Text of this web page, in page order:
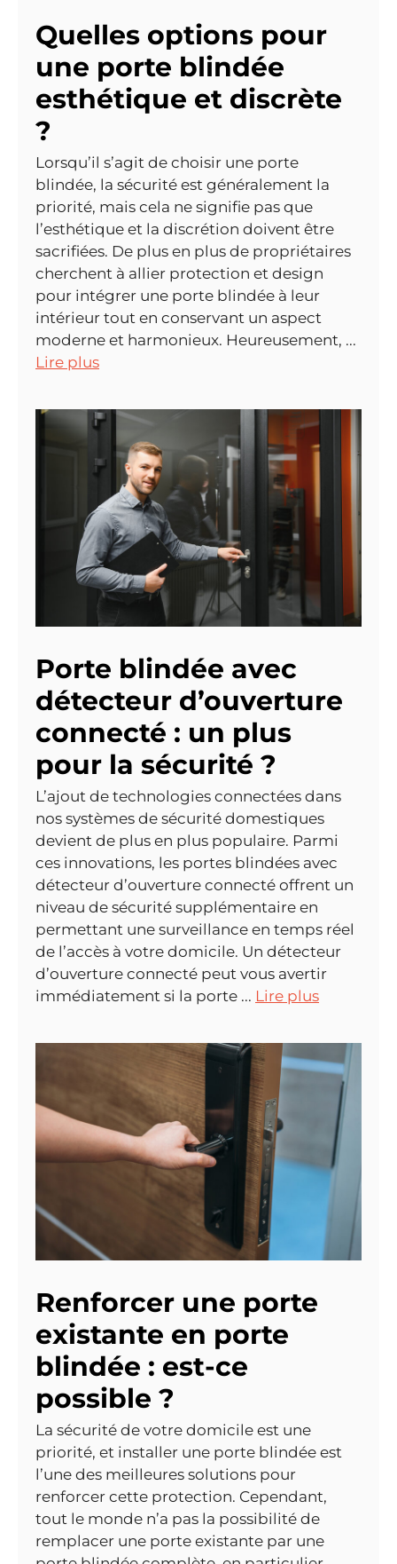
Quelles options pour
une porte blindée
esthétique et discrète
?
Lorsqu’il s’agit de choisir une porte
blindée, la sécurité est généralement la
priorité, mais cela ne signifie pas que
l’esthétique et la discrétion doivent être
sacrifiées. De plus en plus de propriétaires
cherchent à allier protection et design
pour intégrer une porte blindée à leur
intérieur tout en conservant un aspect
moderne et harmonieux. Heureusement, ...
Lire plus
Porte blindée avec
détecteur d’ouverture
connecté : un plus
pour la sécurité ?
L’ajout de technologies connectées dans
nos systèmes de sécurité domestiques
devient de plus en plus populaire. Parmi
ces innovations, les portes blindées avec
détecteur d’ouverture connecté offrent un
niveau de sécurité supplémentaire en
permettant une surveillance en temps réel
de l’accès à votre domicile. Un détecteur
d’ouverture connecté peut vous avertir
immédiatement si la porte ... Lire plus
Renforcer une porte
existante en porte
blindée : est-ce
possible ?
La sécurité de votre domicile est une
priorité, et installer une porte blindée est
l’une des meilleures solutions pour
renforcer cette protection. Cependant,
tout le monde n’a pas la possibilité de
remplacer une porte existante par une